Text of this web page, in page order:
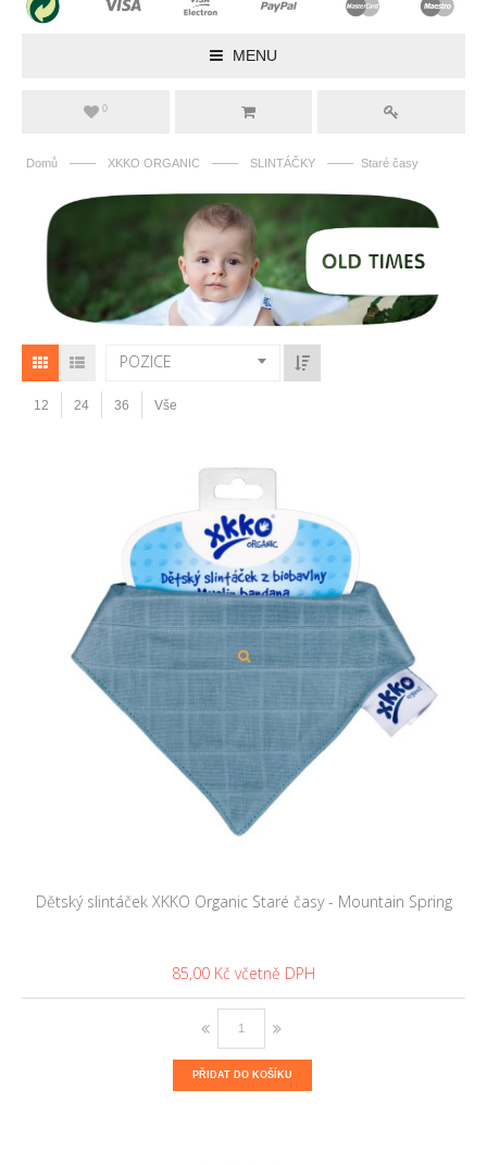
MENU
0
Domů —— XKKO ORGANIC —— SLINTÁČKY —— Staré časy
POZICE
12 24 36 Vše
Dětský slintáček XKKO Organic Staré časy - Mountain Spring
85,00 Kč
PŘIDAT DO KOŠÍKU